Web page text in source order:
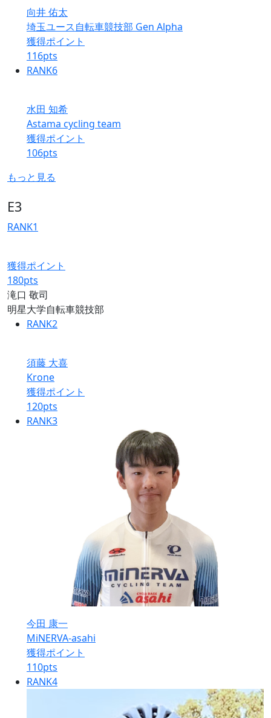
向井 佑太
埼玉ユース自転車競技部 Gen Alpha
獲得ポイント
116pts
RANK6
水田 知希
Astama cycling team
獲得ポイント
106pts
もっと見る
E3
RANK1
獲得ポイント
180pts
滝口 敬司
明星大学自転車競技部
RANK2
須藤 大喜
Krone
獲得ポイント
120pts
RANK3
今田 康一
MiNERVA-asahi
獲得ポイント
110pts
RANK4